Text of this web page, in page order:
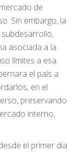
de
Sin embargo, la
asociada a la
límites a esa
el país a
en el
preservando
interno,
el primer día